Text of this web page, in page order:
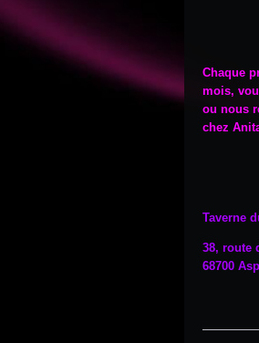
Chaque
mois,
ou nous
chez
Taverne
38, route
68700